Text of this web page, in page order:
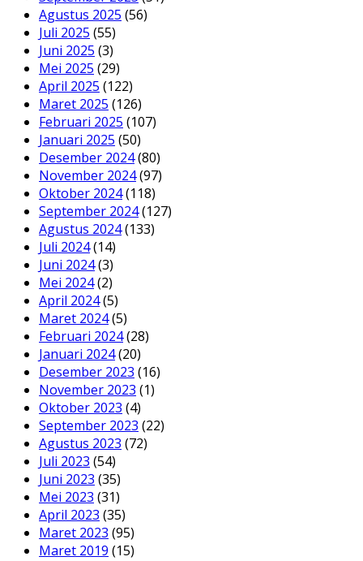
Agustus 2025 (56)
Juli 2025 (55)
Juni 2025 (3)
Mei 2025 (29)
April 2025 (122)
Maret 2025 (126)
Februari 2025 (107)
Januari 2025 (50)
Desember 2024(80)
November 2024(97)
Oktober 2024(118)
September 2024(127)
Agustus 2024(133)
Juli 2024(14)
Juni 2024(3)
Mei 2024(2)
April 2024(5)
Maret 2024(5)
Februari 2024(28)
Januari 2024(20)
Desember 2023 (16)
November 2023 (1)
Oktober 2023 (4)
September 2023 (22)
Agustus 2023 (72)
Juli 2023 (54)
Juni 2023 (35)
Mei 2023 (31)
April 2023 (35)
Maret 2023 (95)
Maret 2019 (15)